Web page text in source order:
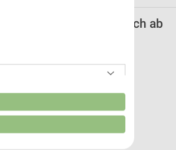
Prospekt für Lörrach ab